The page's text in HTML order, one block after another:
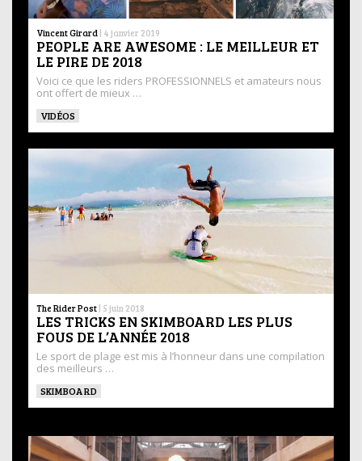
Vincent Girard | 4 janvier 2019
PEOPLE ARE AWESOME : LE MEILLEUR ET
LE PIRE DE 2018
Voici ce que les riders PROFESSIONNELS et amateurs nous
ont offert de mieux …
VIDÉOS
The Rider Post | 5 juin 2018
LES TRICKS EN SKIMBOARD LES PLUS
FOUS DE L’ANNÉE 2018
Le sport de plage est mis à l’honneur dans une compilation
des meilleurs …
SKIMBOARD